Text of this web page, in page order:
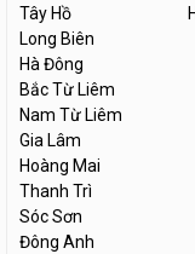
Tây Hồ
Long Biên
Hà Đông
Bắc Từ Liêm
Nam Từ Liêm
Gia Lâm
Hoàng Mai
Thanh Trì
Sóc Sơn
Đông Anh